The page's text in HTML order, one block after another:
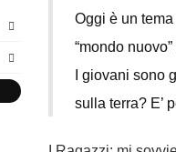
Oggi è un
“mondo
I giovani sono
sulla terra? E’